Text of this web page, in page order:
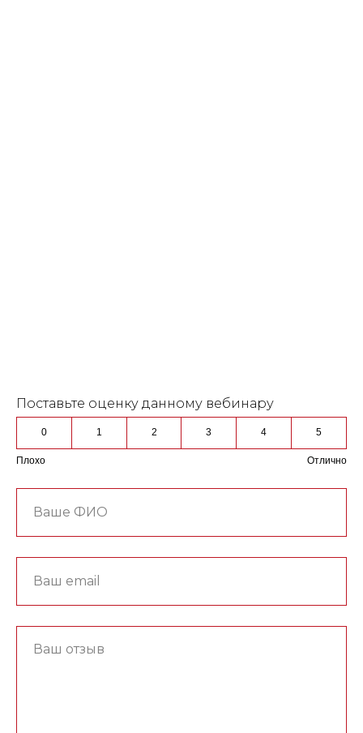
Поставьте оценку данному вебинару
0 1 2 3 4 5
Плохо Отлично